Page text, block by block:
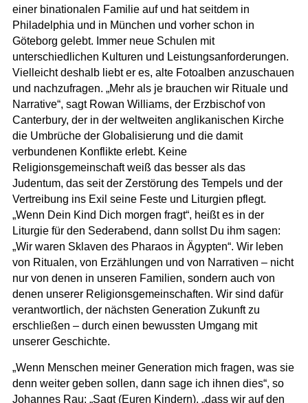
einer binationalen Familie auf und hat seitdem in
Philadelphia und in München und vorher schon in
Göteborg gelebt. Immer neue Schulen mit
unterschiedlichen Kulturen und Leistungsanforderungen.
Vielleicht deshalb liebt er es, alte Fotoalben anzuschauen
und nachzufragen. „Mehr als je brauchen wir Rituale und
Narrative“, sagt Rowan Williams, der Erzbischof von
Canterbury, der in der weltweiten anglikanischen Kirche
die Umbrüche der Globalisierung und die damit
verbundenen Konflikte erlebt. Keine
Religionsgemeinschaft weiß das besser als das
Judentum, das seit der Zerstörung des Tempels und der
Vertreibung ins Exil seine Feste und Liturgien pflegt.
„Wenn Dein Kind Dich morgen fragt“, heißt es in der
Liturgie für den Sederabend, dann sollst Du ihm sagen:
„Wir waren Sklaven des Pharaos in Ägypten“. Wir leben
von Ritualen, von Erzählungen und von Narrativen – nicht
nur von denen in unseren Familien, sondern auch von
denen unserer Religionsgemeinschaften. Wir sind dafür
verantwortlich, der nächsten Generation Zukunft zu
erschließen – durch einen bewussten Umgang mit
unserer Geschichte.
„Wenn Menschen meiner Generation mich fragen, was sie
denn weiter geben sollen, dann sage ich ihnen dies“, so
Johannes Rau: „Sagt (Euren Kindern), „dass wir auf den